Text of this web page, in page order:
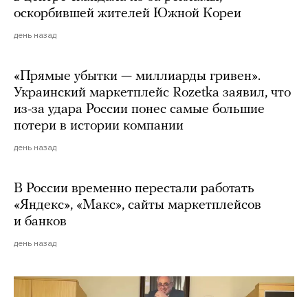
оскорбившей жителей Южной Кореи
день назад
«Прямые убытки — миллиарды гривен».
Украинский маркетплейс Rozetka заявил, что
из-за удара России понес самые большие
потери в истории компании
день назад
В России временно перестали работать
«Яндекс», «Макс», сайты маркетплейсов
и банков
день назад